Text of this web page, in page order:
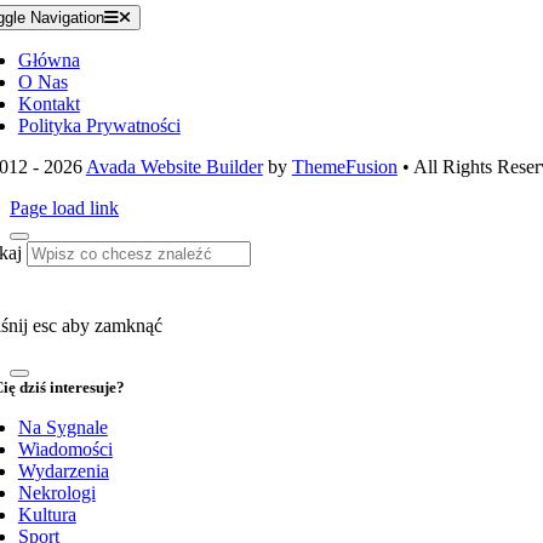
Navigation
Główna
O Nas
Kontakt
Polityka Prywatności
- 2026 Avada Website Builderby ThemeFusion • All Rights
Page load link
esc aby zamknąć
dziś interesuje?
Na Sygnale
Wiadomości
Wydarzenia
Nekrologi
Kultura
Sport